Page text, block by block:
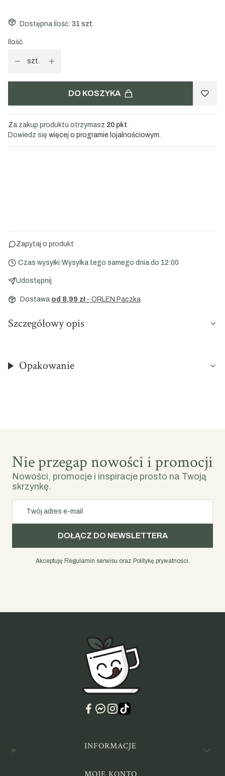
Dostępna ilość: 31 szt.
Ilość
szt.
DO KOSZYKA
Za zakup produktu otrzymasz 20 pkt.
Dowiedz się więcej o programie lojalnościowym.
Zapytaj o produkt
Czas wysyłki:Wysyłka tego samego dnia do 12:00
Udostępnij
Dostawa od 8,99 zł - ORLEN Paczka
Szczegółowy opis
Opakowanie
Nie przegap nowości i promocji
Nowości, promocje i inspiracje prosto na Twoją
skrzynkę.
Twój adres e-mail
DOŁĄCZ DO NEWSLETTERA
Akceptuję Regulamin serwisu oraz Politykę prywatności.
Linki w stopceINFORMACJE